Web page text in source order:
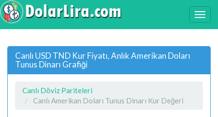
Canlı USD TND Kur Fiyatı, Anlık Amerikan Doları
Tunus Dinarı Grafiği
Canlı Döviz Pariteleri
Canlı Amerikan Doları Tunus Dinarı Kur Değeri